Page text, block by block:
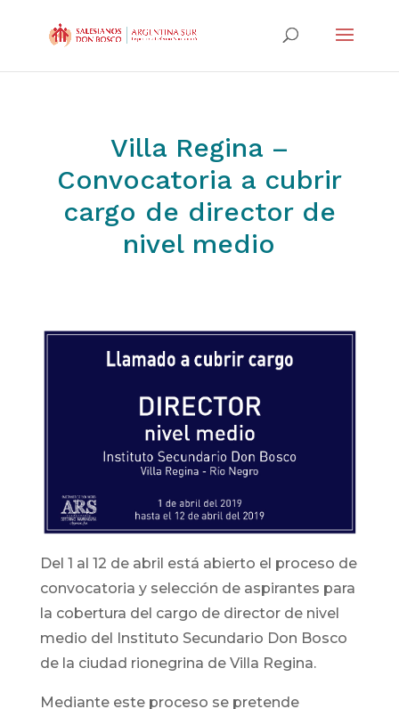
Villa Regina –
Convocatoria a cubrir
cargo de director de
nivel medio
Del 1 al 12 de abril está abierto el proceso de
convocatoria y selección de aspirantes para
la cobertura del cargo de director de nivel
medio del Instituto Secundario Don Bosco
de la ciudad rionegrina de Villa Regina.
Mediante este proceso se pretende